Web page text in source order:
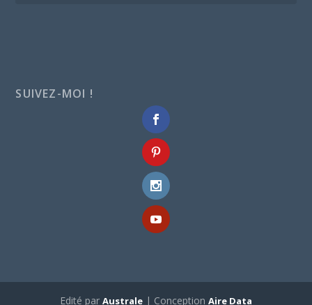
SUIVEZ-MOI !
Edité par Australe | Conception Aire Data